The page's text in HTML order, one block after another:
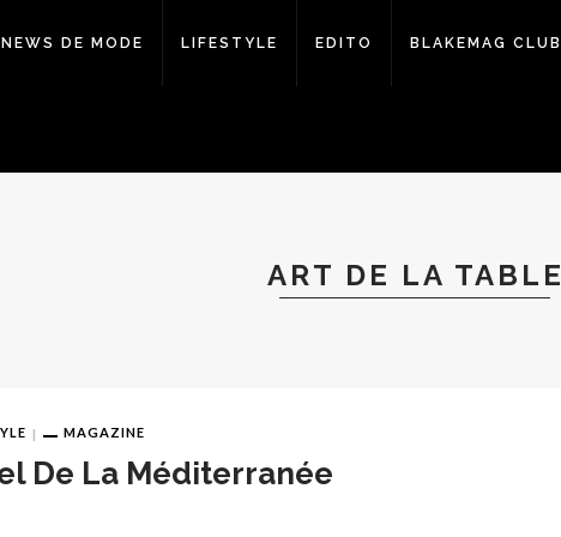
NEWS DE MODE LIFESTYLE EDITO BLAKEMAG CLUB
ART DE LA TABLE
MAGAZINE
De La Méditerranée